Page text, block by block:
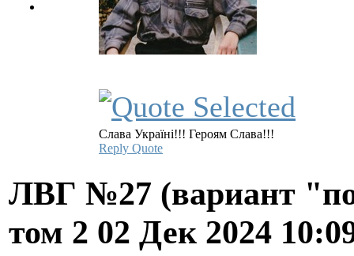
Слава Україні!!! Героям Слава!!!
Reply Quote
ЛВГ №27 (вариант
том 2 02 Дек 2024